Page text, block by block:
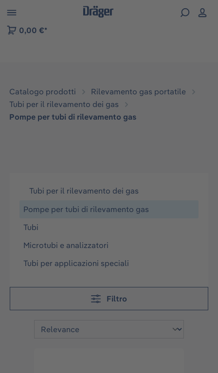
Skip to B2B platform navigation
0,00 €*
Catalogo prodotti
Rilevamento gas portatile
Tubi per il rilevamento dei gas
Pompe per tubi di rilevamento gas
Tubi per il rilevamento dei gas
Pompe per tubi di rilevamento gas
Tubi
Microtubi e analizzatori
Tubi per applicazioni speciali
Filtro